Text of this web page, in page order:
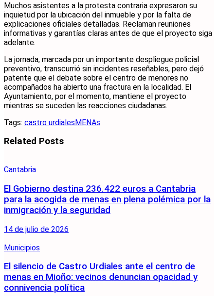
Muchos asistentes a la protesta contraria expresaron su
inquietud por la ubicación del inmueble y por la falta de
explicaciones oficiales detalladas. Reclaman reuniones
informativas y garantías claras antes de que el proyecto siga
adelante.
La jornada, marcada por un importante despliegue policial
preventivo, transcurrió sin incidentes reseñables, pero dejó
patente que el debate sobre el centro de menores no
acompañados ha abierto una fractura en la localidad. El
Ayuntamiento, por el momento, mantiene el proyecto
mientras se suceden las reacciones ciudadanas.
Tags: castro urdialesMENAs
Related Posts
Cantabria
El Gobierno destina 236.422 euros a Cantabria
para la acogida de menas en plena polémica por la
inmigración y la seguridad
14 de julio de 2026
Municipios
El silencio de Castro Urdiales ante el centro de
menas en Mioño: vecinos denuncian opacidad y
connivencia política